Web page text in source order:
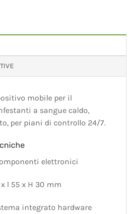
mobile per il
a sangue caldo,
per piani di controllo 24/7.
elettronici
x l 55 x H 30 mm
integrato hardware